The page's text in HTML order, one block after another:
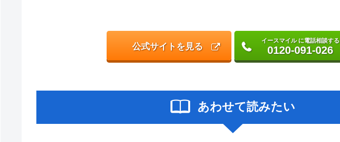
公式サイトを見る
イースマイル に電話相談する
0120-091-026
あわせて読みたい